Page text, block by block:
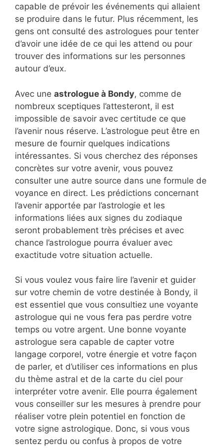
capable de prévoir les événements qui allaient
se produire dans le futur. Plus récemment, les
gens ont consulté des astrologues pour tenter
d’avoir une idée de ce qui les attend ou pour
trouver des informations sur les personnes
autour d’eux.
Avec une astrologue à Bondy, comme de
nombreux sceptiques l’attesteront, il est
impossible de savoir avec certitude ce que
l’avenir nous réserve. L’astrologue peut être en
mesure de fournir quelques indications
intéressantes. Si vous cherchez des réponses
concrètes sur votre avenir, vous pouvez
consulter une autre source dans une formule de
voyance en direct. Les prédictions concernant
l’avenir apportée par l’astrologie et les
informations liées aux signes du zodiaque
seront probablement très précises et avec
chance l’astrologue pourra évaluer avec
exactitude votre situation actuelle.
Si vous voulez vous faire lire l’avenir et guider
sur votre chemin de votre destinée à Bondy, il
est essentiel que vous consultiez une voyante
astrologue qui ne vous fera pas perdre votre
temps ou votre argent. Une bonne voyante
astrologue sera capable de capter votre
langage corporel, votre énergie et votre façon
de parler, et d’utiliser ces informations en plus
du thème astral et de la carte du ciel pour
interpréter votre avenir. Elle pourra également
vous conseiller sur les mesures à prendre pour
réaliser votre plein potentiel en fonction de
votre signe astrologique. Donc, si vous vous
sentez perdu ou confus à propos de votre